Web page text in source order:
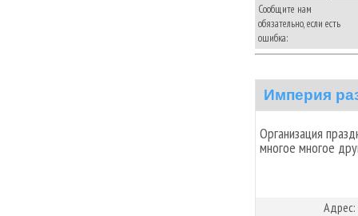
Сообщите нам
обязательно, если есть
ошибка:
Империя
Организация
многое многое
Адрес: